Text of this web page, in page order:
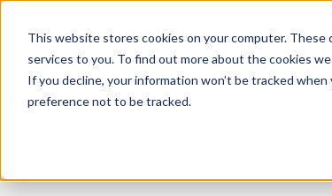
This website stores cookies on your computer.
services to you. To find out more about the cookies
If you decline, your information won’t be tracked
preference not to be tracked.